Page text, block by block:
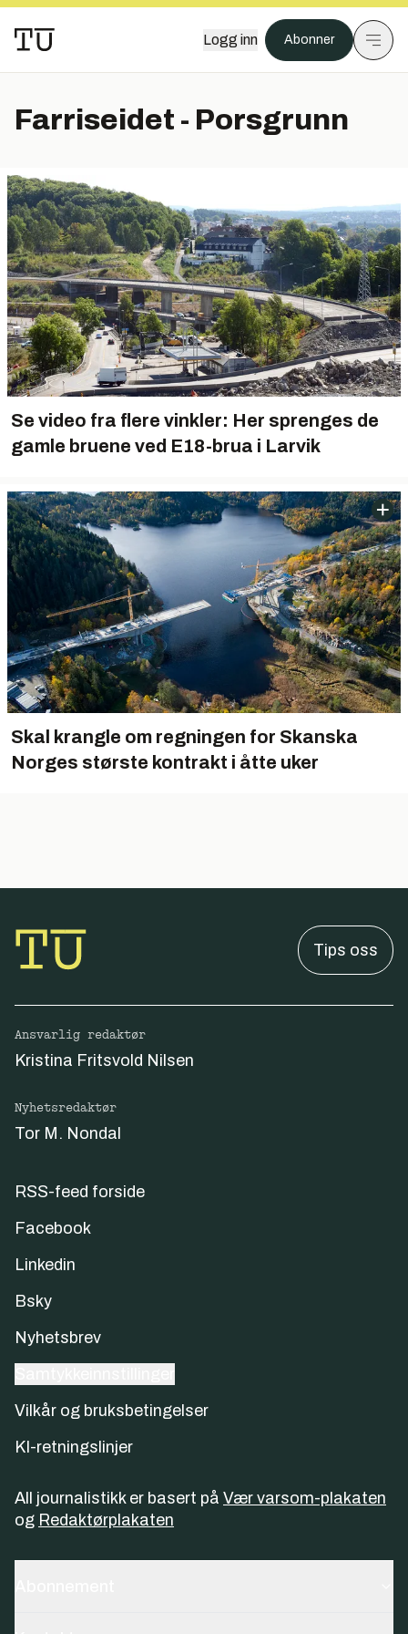
Logg inn Abonner
Farriseidet - Porsgrunn
Se video fra flere vinkler: Her sprenges de
gamle bruene ved E18-brua i Larvik
Skal krangle om regningen for Skanska
Norges største kontrakt i åtte uker
Tips oss
Ansvarlig redaktør
Kristina Fritsvold Nilsen
Nyhetsredaktør
Tor M. Nondal
RSS-feed forside
Facebook
Linkedin
Bsky
Nyhetsbrev
Vilkår og bruksbetingelser
KI-retningslinjer
All journalistikk er basert på Vær varsom-plakaten
og Redaktørplakaten